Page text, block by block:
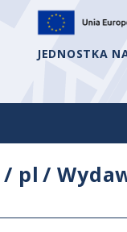
JEDNOSTKA
/ pl /